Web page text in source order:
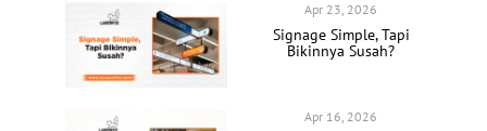
Apr 23, 2026
Signage Simple, Tapi
Bikinnya Susah?
Apr 16, 2026